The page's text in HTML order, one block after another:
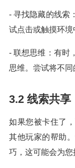
- 寻找隐藏的线索
试点击或触摸环境
- 联想思维：有时
思维。尝试将不同
3.2 线索共享
如果您被卡住了
其他玩家的帮助
巧，这可能会为您